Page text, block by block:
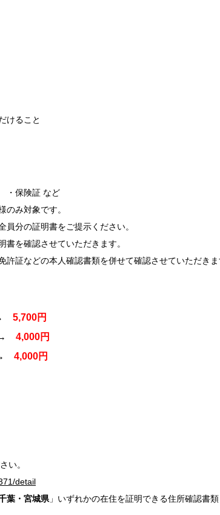
けること
・保険証 など
み対象です。
分の証明書をご提示ください。
を確認させていただきます。
証などの本人確認書類を併せて確認させていただき
5,700円
4,000円
4,000円
い。
detail
葉・宮城県 」いずれかの在住を証明できる住所確認書